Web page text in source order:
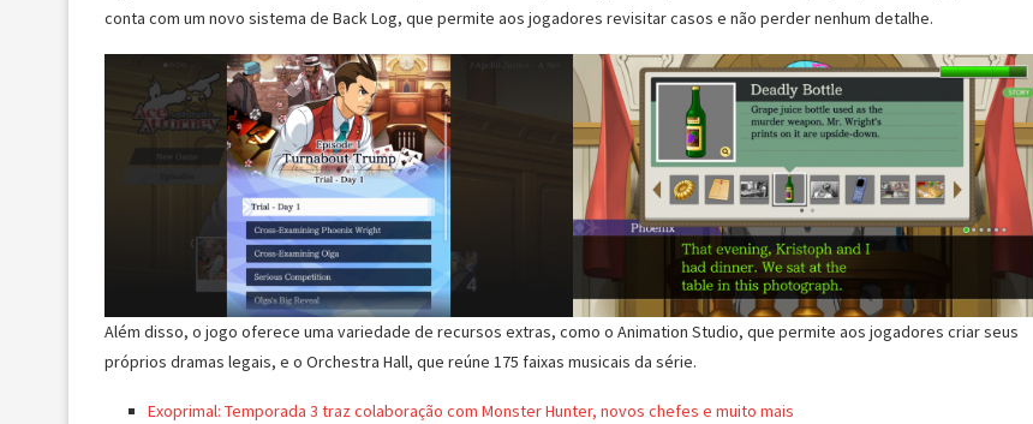
conta com um novo sistema de Back Log, que permite aos jogadores revisitar casos e não perder nenhum detalhe.
Além disso, o jogo oferece uma variedade de recursos extras, como o Animation Studio, que permite aos jogadores criar seus
próprios dramas legais, e o Orchestra Hall, que reúne 175 faixas musicais da série.
Exoprimal: Temporada 3 traz colaboração com Monster Hunter, novos chefes e muito mais